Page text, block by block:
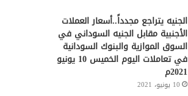
الجنيه يتراجع مجدداً..أسعار العملات
الأجنبية مقابل الجنيه السوداني في
السوق الموازية والبنوك السودانية
في تعاملات اليوم الخميس 10 يونيو
2021م
10 يونيو، 2021